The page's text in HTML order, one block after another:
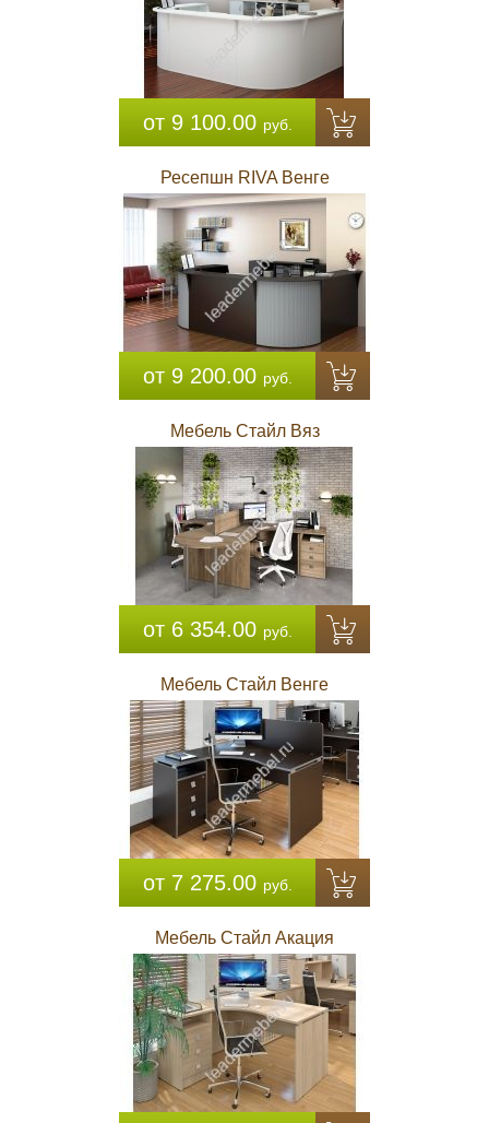
от 9 100.00 руб.
Ресепшн RIVA Венге
от 9 200.00 руб.
Мебель Стайл Вяз
от 6 354.00 руб.
Мебель Стайл Венге
от 7 275.00 руб.
Мебель Стайл Акация